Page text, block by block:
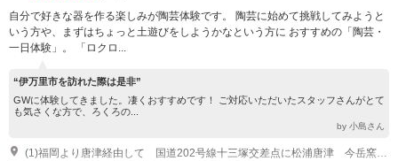
自分で好きな器を作る楽しみが陶芸体験です。 陶芸に始めて挑戦してみようと
いう方や、まずはちょっと土遊びをしようかなという方に おすすめの「陶芸・
一日体験」。 「ロクロ...
“伊万里市を訪れた際は是非”
GWに体験してきました。凄くおすすめです！ ご対応いただいたスタッフさんがとて
も気さくな方で、ろくろの...
by 小島さん
(1)福岡より唐津経由して 国道202号線十三塚交差点に松浦唐津 今岳窯はあります。 駐車場 ゆったり10台 [交通] 車→福岡天神北から西九州道にて 車で 60分 伊万里東 府招インターより 2分 長崎自動車道武雄北方ＩＣより約３０分 列車→JR･松浦鉄道伊万里駅より車で約10分(4km)